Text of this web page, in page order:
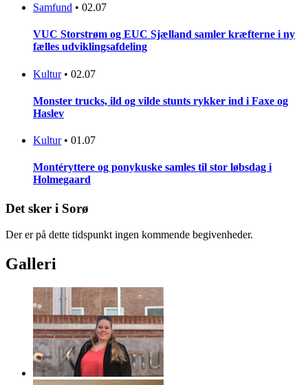
Samfund • 02.07
VUC Storstrøm og EUC Sjælland samler kræfterne i ny
fælles udviklingsafdeling
Kultur • 02.07
Monster trucks, ild og vilde stunts rykker ind i Faxe og
Haslev
Kultur • 01.07
Montéryttere og ponykuske samles til stor løbsdag i
Holmegaard
Det sker i Sorø
Der er på dette tidspunkt ingen kommende begivenheder.
Galleri